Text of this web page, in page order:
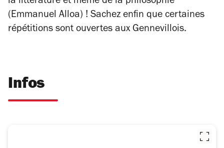
(Emmanuel Alloa) ! Sachez enfin que certaines
répétitions sont ouvertes aux Gennevillois.
Infos